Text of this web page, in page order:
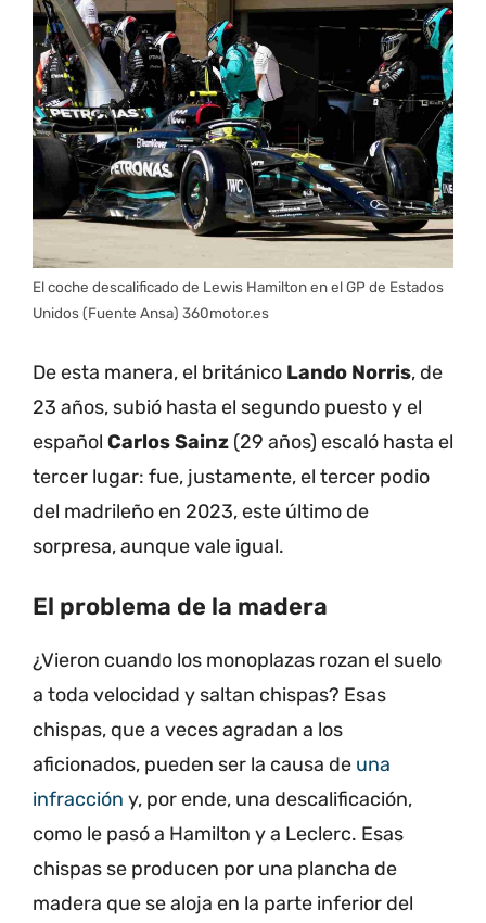
El coche descalificado de Lewis Hamilton en el GP de Estados
Unidos (Fuente Ansa) 360motor.es
De esta manera, el británico Lando Norris, de
23 años, subió hasta el segundo puesto y el
español Carlos Sainz (29 años) escaló hasta el
tercer lugar: fue, justamente, el tercer podio
del madrileño en 2023, este último de
sorpresa, aunque vale igual.
El problema de la madera
¿Vieron cuando los monoplazas rozan el suelo
a toda velocidad y saltan chispas? Esas
chispas, que a veces agradan a los
aficionados, pueden ser la causa de una
infracción y, por ende, una descalificación,
como le pasó a Hamilton y a Leclerc. Esas
chispas se producen por una plancha de
madera que se aloja en la parte inferior del